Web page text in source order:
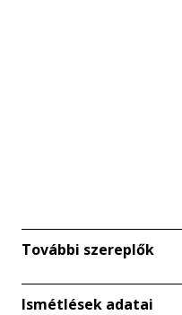
További szereplők
Ismétlések adatai